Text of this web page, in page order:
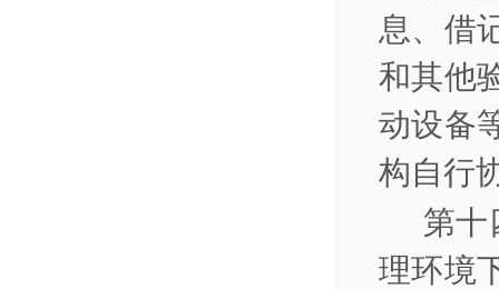
息、借
和其他
动设备
构自行
第十
理环境